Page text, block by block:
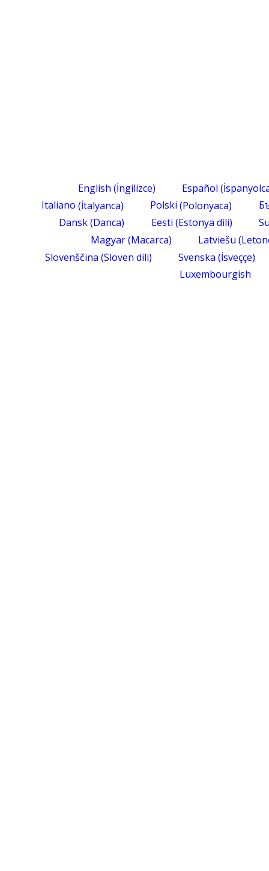
English (İngilizce) Español (
Italiano (İtalyanca) Polski (Polonyaca)
Dansk(Danca) Eesti (Estonya dili)
Magyar(Macarca) Latviešu (
Slovenščina (Sloven dili) Svenska (İsveççe)
Luxembourgish